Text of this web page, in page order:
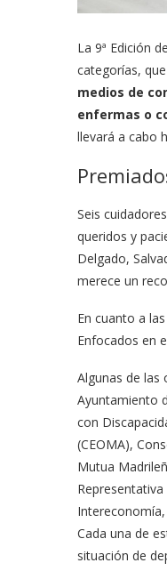
La 9ª Edición
categorías, que
medios de
enfermas o
llevará a cabo
Seis
queridos y
Delgado,
merece un
En cuanto a
Enfocados en
Algunas de las
Ayuntamiento
con
(CEOMA),
Mutua
Intereconomía,
Cada una de
situación de